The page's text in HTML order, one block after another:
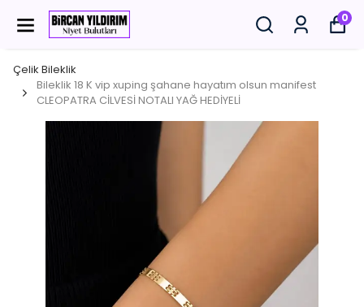
0
Çelik Bileklik
Bileklik 18 K vip xuping şahane hayatım olsun manifest
CLEOPATRA CİLVESİ NOTALI YAĞ HEDİYELİ